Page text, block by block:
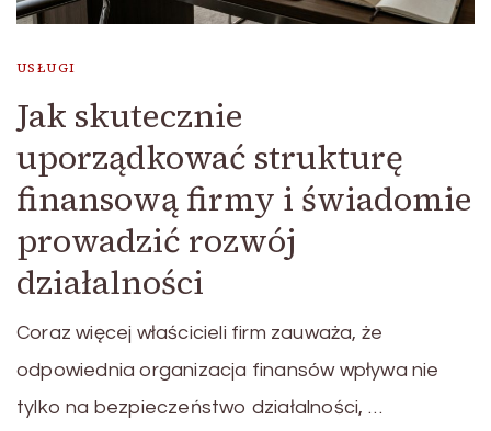
USŁUGI
Jak skutecznie
uporządkować strukturę
finansową firmy i świadomie
prowadzić rozwój
działalności
Coraz więcej właścicieli firm zauważa, że
odpowiednia organizacja finansów wpływa nie
tylko na bezpieczeństwo działalności, …